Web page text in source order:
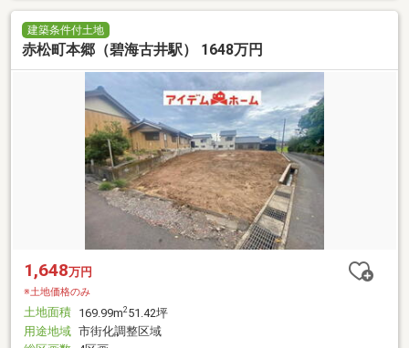
建築条件付土地
赤松町本郷（碧海古井駅） 1648万円
1,648万円
※土地価格のみ
土地面積 169.99m2 51.42坪
用途地域 市街化調整区域